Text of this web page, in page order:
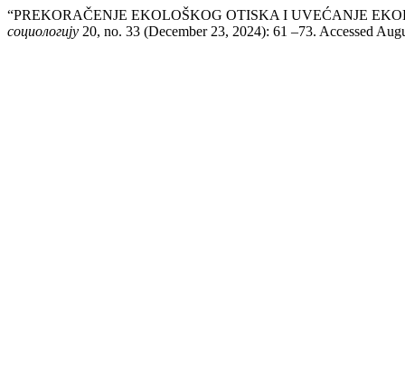
“PREKORAČENJE EKOLOŠKOG OTISKA I UVEĆANJE
социологију 20, no. 33 (December 23, 2024): 61 –73. Accessed